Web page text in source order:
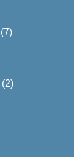
(7)
(2)